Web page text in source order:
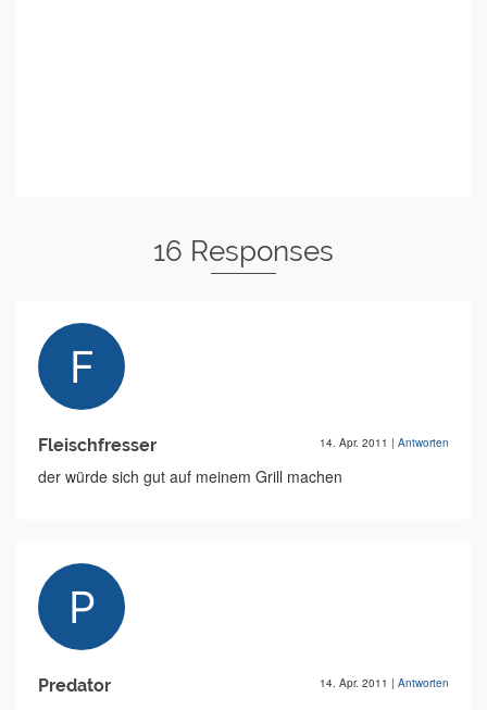
16 Responses
Fleischfresser 14. Apr. 2011 | Antworten
der würde sich gut auf meinem Grill machen
Predator 14. Apr. 2011 | Antworten